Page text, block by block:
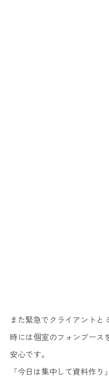
また緊急でクライアントと
時には個室のフォンブース
安心です。
「今日は集中して資料作